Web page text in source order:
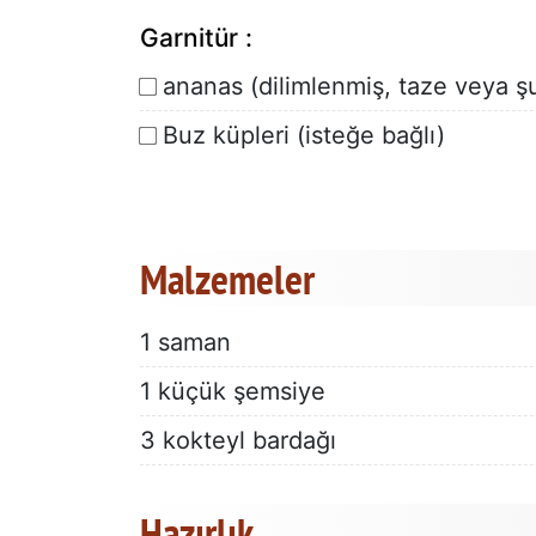
Garnitür :
ananas (dilimlenmiş, taze veya
Buz küpleri (isteğe bağlı)
Malzemeler
1 saman
1 küçük şemsiye
3 kokteyl bardağı